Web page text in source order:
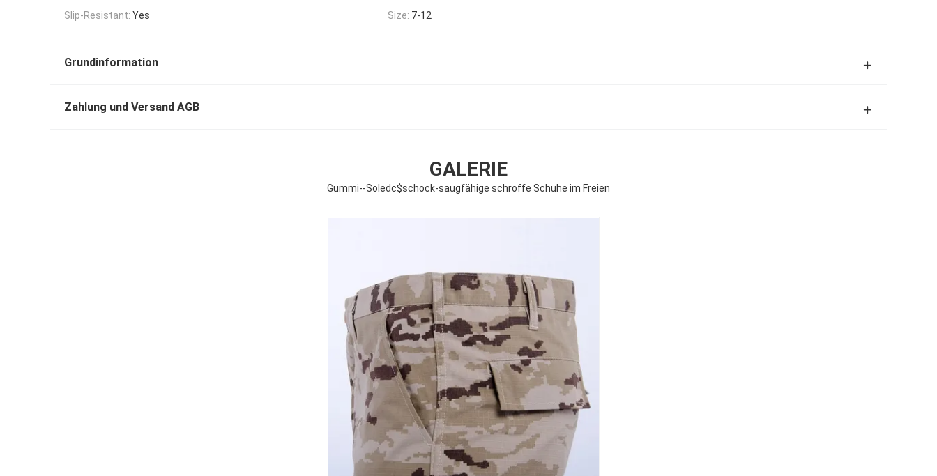
Slip-Resistant: Yes Size: 7-12
Grundinformation
Zahlung und Versand AGB
GALERIE
Gummi--Soledc$schock-saugfähige schroffe Schuhe im Freien